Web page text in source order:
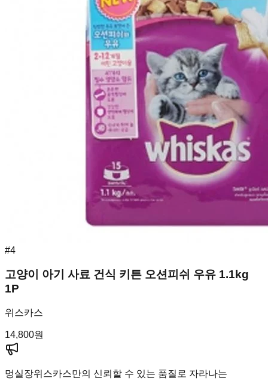
#4
고양이 아기 사료 건식 키튼 오션피쉬 우유 1.1kg
1P
위스카스
14,800원
멍실장위스카스만의 신뢰할 수 있는 품질로 자라나는